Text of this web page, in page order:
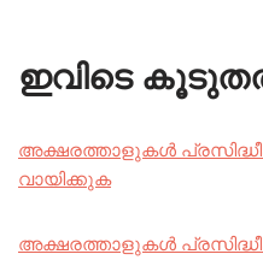
ഇവിടെ
അക്ഷരത്താളുകൾ
വായിക്കുക
അക്ഷരത്താളുകൾ